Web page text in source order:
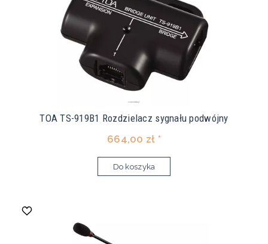
TOA TS-919B1 Rozdzielacz sygnału podwójny
664,00 zł *
Do koszyka